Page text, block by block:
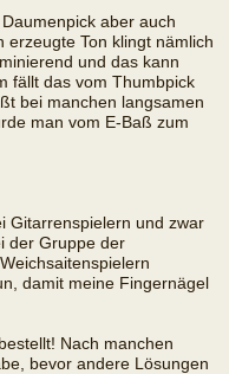
aber auch
Ton klingt nämlich
und das kann
fällt das vom Thumbpick
bei manchen langsamen
man vom E-Baß zum
Gitarrenspielern und zwar
der Gruppe der
damit meine Fingernägel
Nach manchen
bevor andere Lösungen